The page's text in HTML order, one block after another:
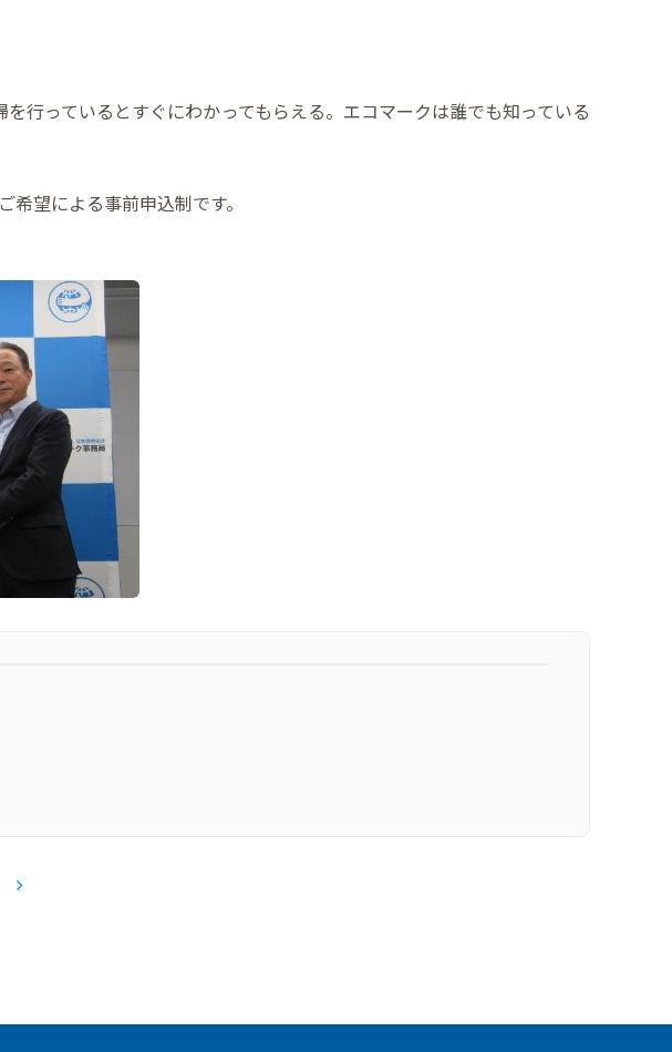
行っているとすぐにわかってもらえる。エコマークは誰でも知っている
望による事前申込制です。